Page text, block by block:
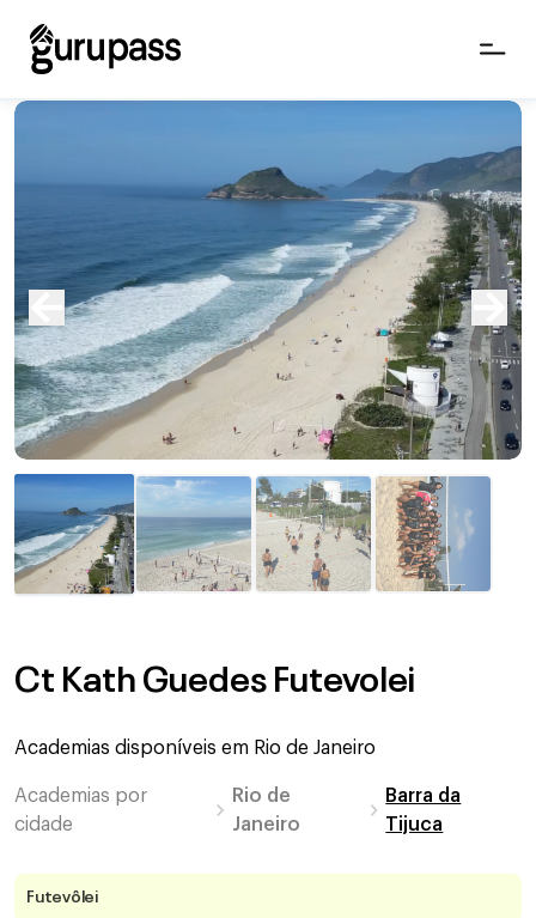
Ct Kath Guedes Futevolei
Academias disponíveis em Rio de Janeiro
Academias por
cidade
Rio de
Janeiro
Barra da
Tijuca
Futevôlei